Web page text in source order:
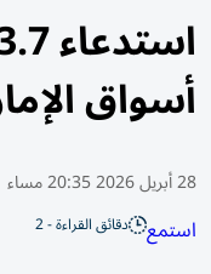
أسواق
28 أبريل 2026 20:35 مساء
استمع دقائق القراءة - 2